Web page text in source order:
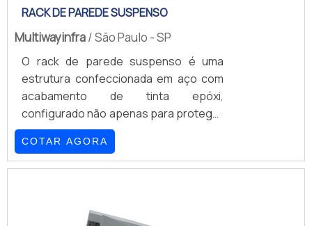
RACK DE PAREDE SUSPENSO
Multiwayinfra/ São Paulo - SP
O rack de parede suspenso é uma
estrutura confeccionada em aço com
acabamento de tinta epóxi,
configurado não apenas para proteger
com eficiência acessórios e
equipamentos eletrônicos, como
também tem a função de facilitar o
sistemas, quanto para a sua
COTAR AGORA